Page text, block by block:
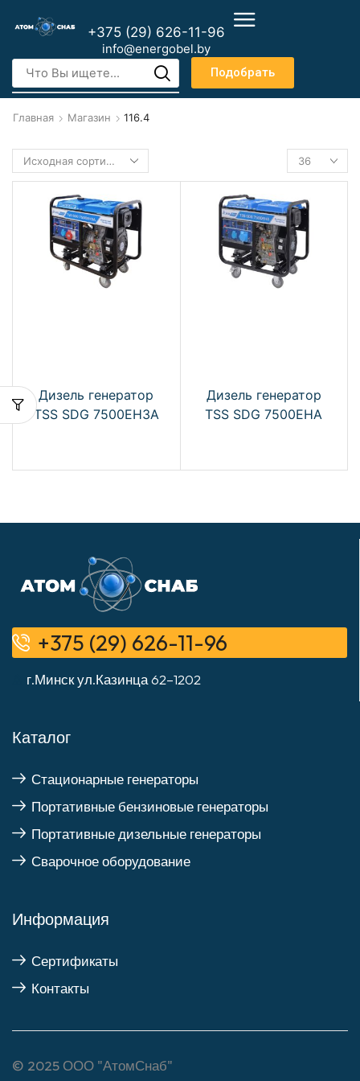
+375 (29) 626-11-96
info@energobel.by
Подобрать
Главная Магазин 116.4
Дизель генератор
TSS SDG 7500EH3A
Дизель генератор
TSS SDG 7500EHA
+375 (29) 626-11-96
г.Минск ул.Казинца 62–1202
Каталог
Стационарные генераторы
Портативные бензиновые генераторы
Портативные дизельные генераторы
Сварочное оборудование
Информация
Сертификаты
Контакты
© 2025 ООО "АтомСнаб"